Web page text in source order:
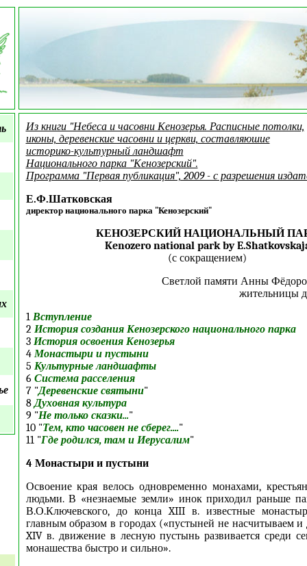
Из книги "Небеса и часовни Кенозерья. Расписные потолки,
иконы, деревенские часовни и церкви, составляюшие
историко-культурный ландшафт
Национального парка "Кенозерский".
Программа "Первая публикация", 2009 - с разрешения
Е.Ф.Шатковская
директор национального парка "Кенозерский"
КЕНОЗЕРСКИЙ НАЦИОНАЛЬНЫЙ
Kenozero national park by
(с сокращением)
Светлой памяти Анны
жительницы
1 Вступление
2 История создания Кенозерского национального парка
3 История освоения Кенозерья
4Монастыри и пустыни
5 Культурные ландшафты
6 Система расселения
7 "Деревенские святыни"
8Духовная культура
9 "Не только сказки..."
10 "Тем, кто часовен не сберег...."
11 "Где родился, там и Иерусалим"
4 Монастыри и пустыни
Освоение края велось одновременно монахами,
людьми. В «незнаемые земли» инок приходил раньше
В.О.Ключевского, до конца XIII в. известные
главным образом в городах («пустыней не насчитываем и
XIV в. движение в лесную пустынь развивается среди
монашества быстро и сильно».